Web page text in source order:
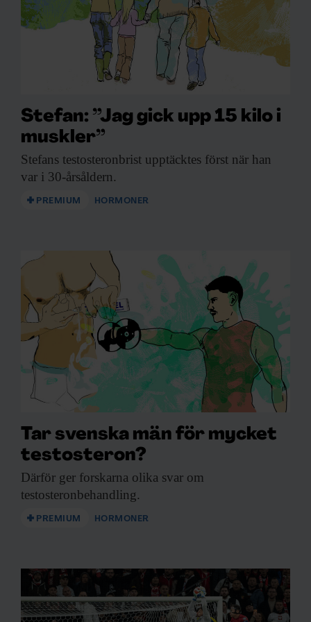
Stefan: ”Jag gick upp 15 kilo i
muskler”
Stefans testosteronbrist upptäcktes först när han
var i 30-årsåldern.
PREMIUM HORMONER
Tar svenska män för mycket
testosteron?
Därför ger forskarna olika svar om
testosteronbehandling.
PREMIUM HORMONER